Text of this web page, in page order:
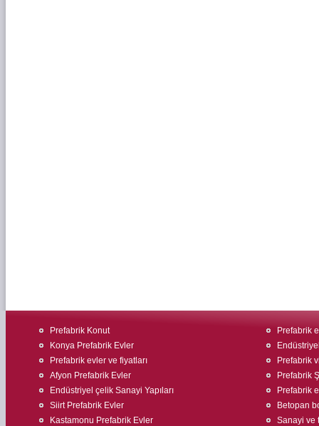
Prefabrik Konut
Konya Prefabrik Evler
Prefabrik evler ve fiyatları
Afyon Prefabrik Evler
Endüstriyel çelik Sanayi Yapıları
Siirt Prefabrik Evler
Kastamonu Prefabrik Evler
Prefabrik
Prefabrik
Prefabrik
Prefabrik
Betopan
Sanayi ve